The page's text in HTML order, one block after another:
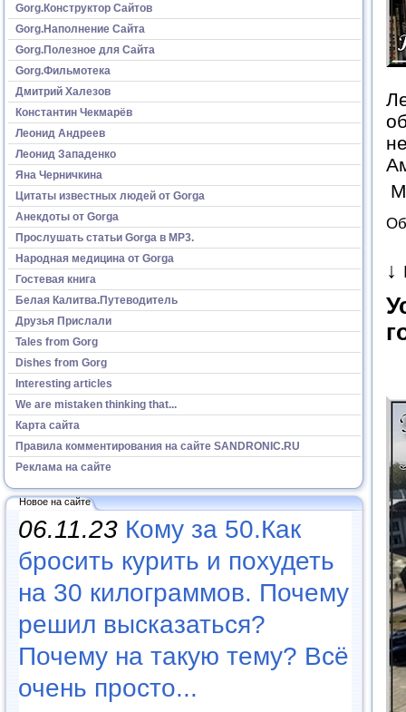
Gorg.Конструктор Сайтов
Gorg.Наполнение Сайта
Gorg.Полезное для Сайта
Gorg.Фильмотека
Дмитрий Халезов
Константин Чекмарёв
Леонид Андреев
Леонид Западенко
Яна Черничкина
Цитаты известных людей от Gorga
Анекдоты от Gorga
Прослушать статьи Gorga в МР3.
Народная медицина от Gorga
Гостевая книга
Белая Калитва.Путеводитель
Друзья Прислали
Tales from Gorg
Dishes from Gorg
Interesting articles
We are mistaken thinking that...
Карта сайта
Правила комментирования на сайте SANDRONIC.RU
Реклама на сайте
Новое на сайте
06.11.23 Кому за 50.Как
бросить курить и похудеть
на 30 килограммов. Почему
решил высказаться?
Почему на такую тему? Всё
очень просто...